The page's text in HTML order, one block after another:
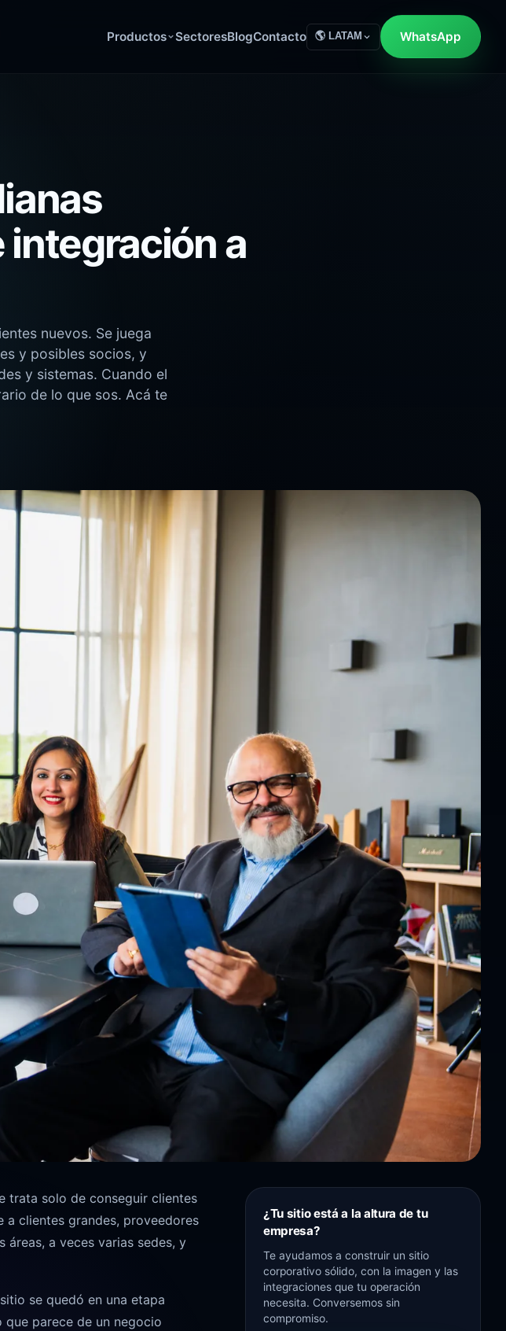
Productos SectoresBlogContacto 🌎 LATAM WhatsApp
integración a
nuevos. Se juega
y posibles socios, y
y sistemas. Cuando el
de lo que sos. Acá te
trata solo de conseguir clientes
a clientes grandes, proveedores
a veces varias sedes, y
se quedó en una etapa
que parece de un negocio
¿Tu sitio está a la altura de tu
empresa?
Te ayudamos a construir un sitio
corporativo sólido, con la imagen y las
integraciones que tu operación
necesita. Conversemos sin
compromiso.